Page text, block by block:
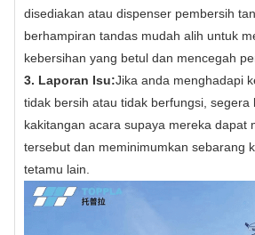
disediakan atau dispenser pembersih
berhampiran tandas mudah alih untuk
kebersihan yang betul dan mencegah
3. Laporan Isu:Jika anda menghadapi
tidak bersih atau tidak berfungsi, segera
kakitangan acara supaya mereka dapat
tersebut dan meminimumkan sebarang
tetamu lain.